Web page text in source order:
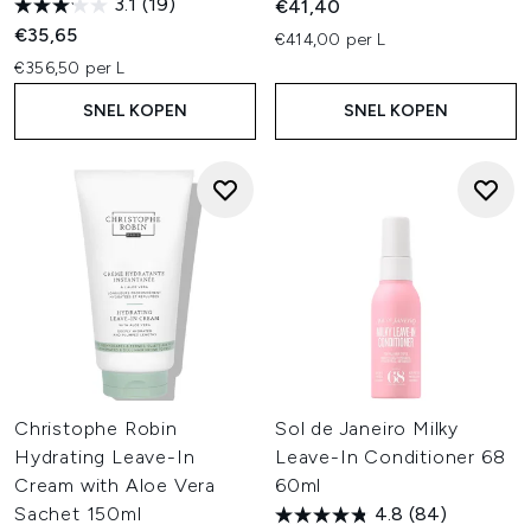
EEN CONDITIONER ZORGT VOOR
LANGDURIGE HYDRATATIE EN
BESCHERMING ALS JE DE CONDITIONER IN
HET HAAR LATEN ZITTEN. HET MAAKT JE
HAAR ZACHTER, MAKKELIJKER
DOORKAMBAAR EN MINDER VATBAAR
VOOR BREUK. ONZE LEAVE-IN
CONDITIONER VOOR DROOG HAAR IS
BIJVOORBEELD EEN ECHTE REDDER IN
NOOD VOOR ZEER DROGE LOKKEN,
TERWIJL DE SHEA MOISTURE LEAVE IN
CONDITIONER IDEAAL IS VOOR WIE
NATUURLIJKE INGREDIËNTEN WAARDEERT.
HAARVERZORGINGSROUTINE WILT
AANVULLEN OF EEN SPECIFIEK PROBLEEM
WILT AANPAKKEN, ONZE LEAVE-IN
CONDITIONERS HELPEN BIJ HET
€35,65
€356,50 per L
SNEL KOPEN
€41,40
€414,00 per L
SNEL KOPEN
Christophe Robin
Hydrating Leave-In
Cream with Aloe Vera
Sachet 150ml
Sol de Janeiro Milky
Leave-In Conditioner 68
60ml
4.8 (84)